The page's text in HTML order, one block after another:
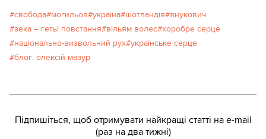
свобода могильов україна шотландія янукович
зека – геть! повстання вільям волес хоробре серце
національно-визвольний рух українське серце
блог: олексій мазур
Підпишіться, щоб отримувати найкращі статті на e-mail
(раз на два тижні)